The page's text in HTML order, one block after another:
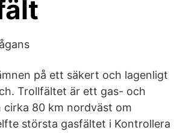
på ett säkert och lagenligt
Trollfältet är ett gas- och
80 km nordväst om
största gasfältet i Kontrollera